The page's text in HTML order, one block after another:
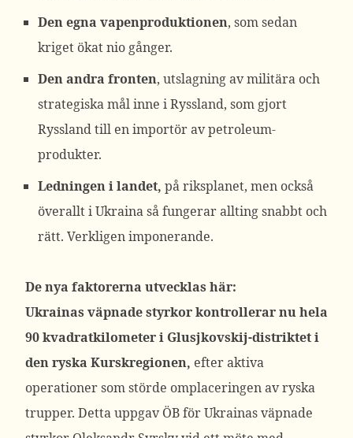
Den egna vapenproduktionen, som sedan
kriget ökat nio gånger.
Den andra fronten, utslagning av militära och
strategiska mål inne i Ryssland, som gjort
Ryssland till en importör av petroleum-
produkter.
Ledningen i landet, på riksplanet, men också
överallt i Ukraina så fungerar allting snabbt och
rätt. Verkligen imponerande.
De nya faktorerna utvecklas här:
Ukrainas väpnade styrkor kontrollerar nu hela
90 kvadratkilometer i Glusjkovskij-distrikteti
den ryska Kurskregionen, efter aktiva
operationer som störde omplaceringen av ryska
trupper. Detta uppgav ÖB för Ukrainas väpnade